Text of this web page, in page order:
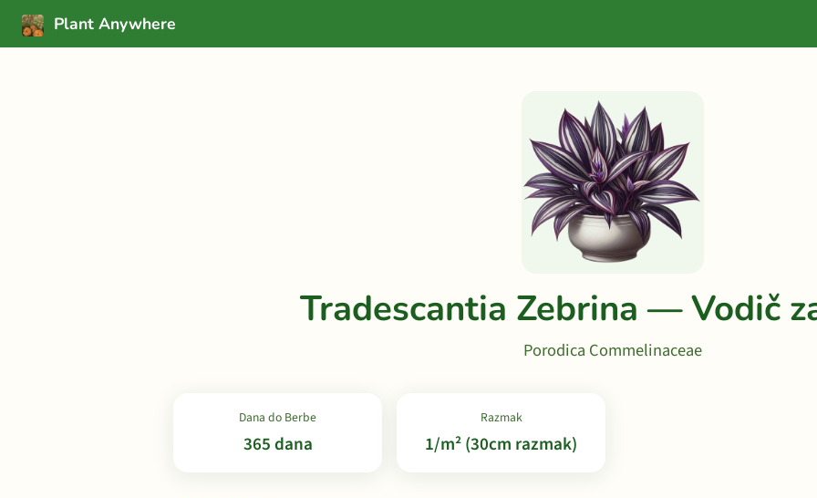
Plant Anywhere
Tradescantia Zebrina — Vodič
Porodica Commelinaceae
Dana do Berbe
365 dana
Razmak
1/m² (30cm razmak)